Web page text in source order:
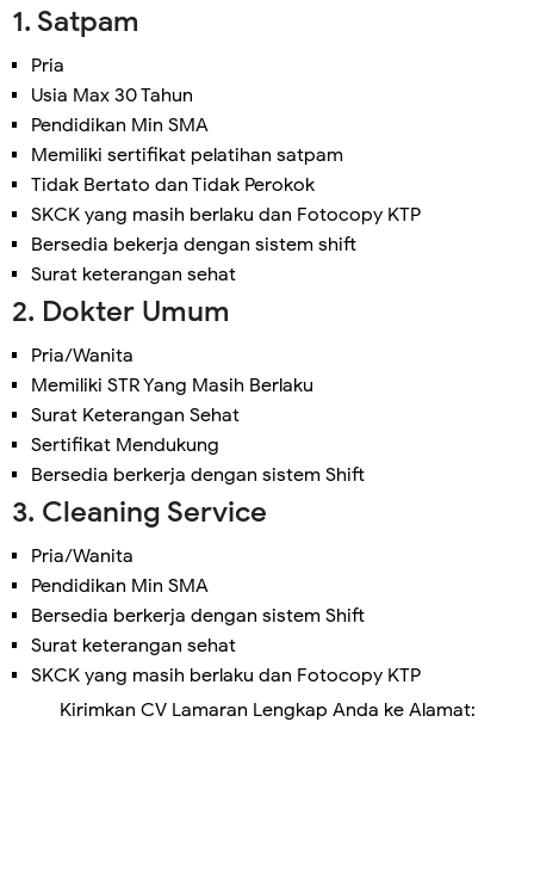
1. Satpam
Pria
Usia Max 30 Tahun
Pendidikan Min SMA
Memiliki sertifikat pelatihan satpam
Tidak Bertato dan Tidak Perokok
SKCK yang masih berlaku dan Fotocopy KTP
Bersedia bekerja dengan sistem shift
Surat keterangan sehat
2. Dokter Umum
Pria/Wanita
Memiliki STR Yang Masih Berlaku
Surat Keterangan Sehat
Sertifikat Mendukung
Bersedia berkerja dengan sistem Shift
3. Cleaning Service
Pria/Wanita
Pendidikan Min SMA
Bersedia berkerja dengan sistem Shift
Surat keterangan sehat
SKCK yang masih berlaku dan Fotocopy KTP
Kirimkan CV Lamaran Lengkap Anda ke Alamat: